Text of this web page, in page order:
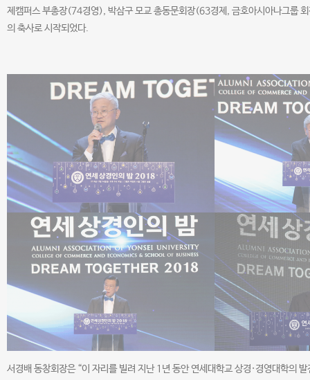
제캠퍼스 부총장(74경영), 박삼구 모교 총동문회장(63경제, 금호아시아나그룹
의 축사로 시작되었다.
서경배 동창회장은 “이 자리를 빌려 지난 1년 동안 연세대학교 상경·경영대학의 발